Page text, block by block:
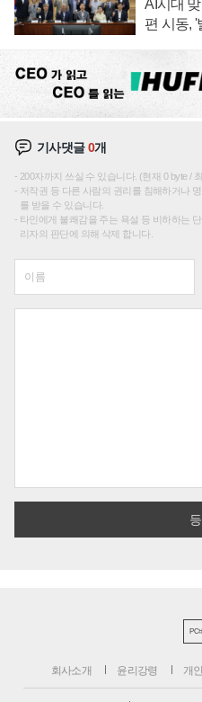
AI시대
편 시동, '
기사댓글0개
200자까지 쓰실 수 있습니다. (현재 0 byte /
저작권 등 다른 사람의 권리를 침해하거나
를 받을 수 있습니다.
타인에게 불쾌감을 주는 욕설 등 비하하는
리자의 판단에 의해 삭제 합니다.
PC
회사소개 윤리강령 개